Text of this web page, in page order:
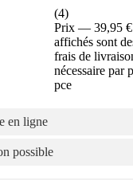
(4)
Prix — 39,95 €
affichés sont
frais de
nécessaire par
pce
en ligne
possible